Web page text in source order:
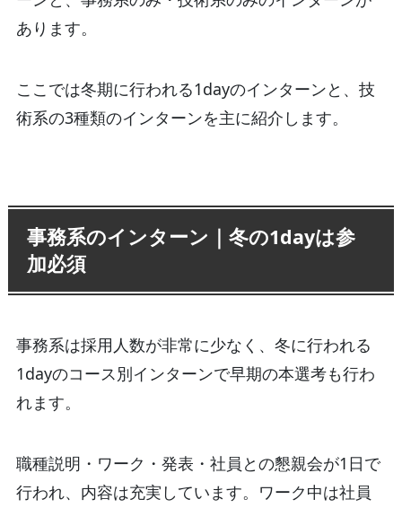
あります。
ここでは冬期に行われる1dayのインターンと、技
術系の3種類のインターンを主に紹介します。
事務系のインターン｜冬の1dayは参
加必須
事務系は採用人数が非常に少なく、冬に行われる
1dayのコース別インターンで早期の本選考も行わ
れます。
職種説明・ワーク・発表・社員との懇親会が1日で
行われ、内容は充実しています。ワーク中は社員